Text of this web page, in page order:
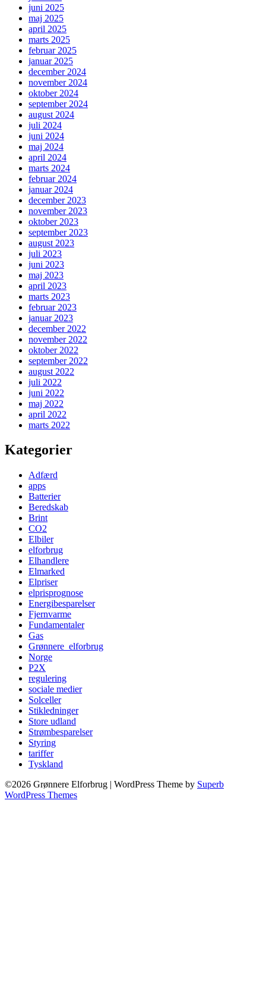
juni 2025
maj 2025
april 2025
marts 2025
februar 2025
januar 2025
december 2024
november 2024
oktober 2024
september 2024
august 2024
juli 2024
juni 2024
maj 2024
april 2024
marts 2024
februar 2024
januar 2024
december 2023
november 2023
oktober 2023
september 2023
august 2023
juli 2023
juni 2023
maj 2023
april 2023
marts 2023
februar 2023
januar 2023
december 2022
november 2022
oktober 2022
september 2022
august 2022
juli 2022
juni 2022
maj 2022
april 2022
marts 2022
Kategorier
Adfærd
apps
Batterier
Beredskab
Brint
CO2
Elbiler
elforbrug
Elhandlere
Elmarked
Elpriser
elprisprognose
Energibesparelser
Fjernvarme
Fundamentaler
Gas
Grønnere_elforbrug
Norge
P2X
regulering
sociale medier
Solceller
Stikledninger
Store udland
Strømbesparelser
Styring
tariffer
Tyskland
©2026 Grønnere Elforbrug | WordPress Theme by Superb
WordPress Themes